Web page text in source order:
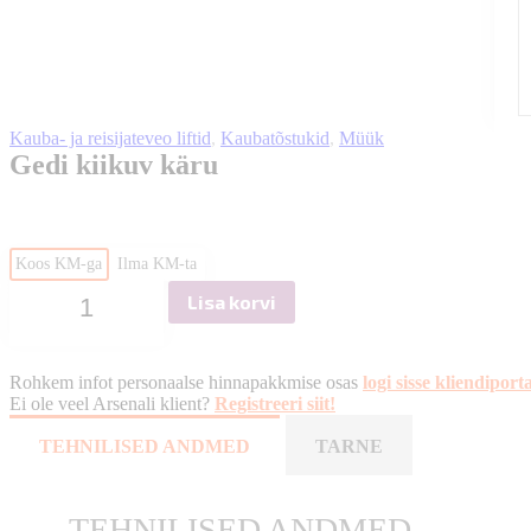
Kauba- ja reisijateveo liftid, Kaubatõstukid, Müük
Gedi kiikuv käru
Koos KM-ga Ilma KM-ta
Gedi
kogus
Lisa korvi
Rohkem infot personaalse hinnapakkmise osas logi sisse
Ei ole veel Arsenali klient? Registreeri siit!
TEHNILISED ANDMED TARNE